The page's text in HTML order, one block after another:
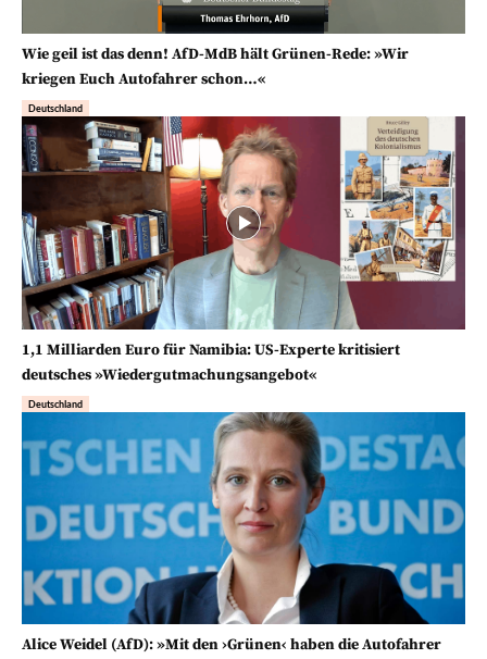
Wie geil ist das denn! AfD-MdB hält Grünen-Rede: »Wir
kriegen Euch Autofahrer schon…«
Deutschland
1,1 Milliarden Euro für Namibia: US-Experte kritisiert
deutsches »Wiedergutmachungsangebot«
Deutschland
Alice Weidel (AfD): »Mit den ›Grünen‹ haben die Autofahrer